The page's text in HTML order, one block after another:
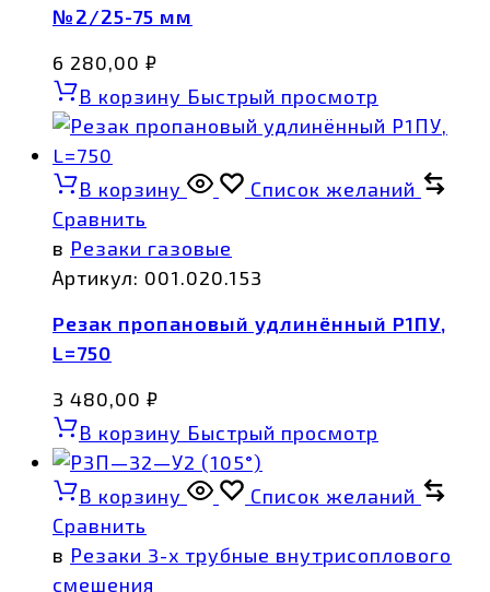
№2/25-75 мм
6 280,00 ₽
В корзину Быстрый просмотр
В корзину
Список желаний
Сравнить
в Резаки газовые
Артикул: 001.020.153
Резак пропановый удлинённый Р1ПУ,
L=750
3 480,00 ₽
В корзину Быстрый просмотр
В корзину
Список желаний
Сравнить
в Резаки 3-х трубные внутрисоплового
смешения